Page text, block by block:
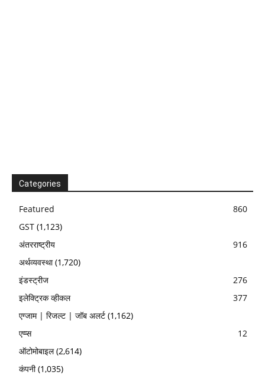
Categories
Featured
860
GST (1,123)
अंतरराष्ट्रीय
916
अर्थव्यवस्था(1,720)
इंडस्ट्रीज
276
इलेक्ट्रिक व्हीकल
377
एग्जाम | रिजल्ट | जॉब अलर्ट (1,162)
एप्प्स
12
ऑटोमोबाइल(2,614)
कंपनी(1,035)